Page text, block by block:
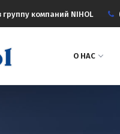
компаний NIHOL
О НАС